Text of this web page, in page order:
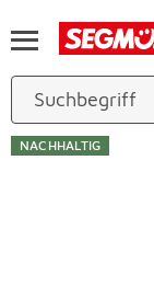
NACHHALTIG